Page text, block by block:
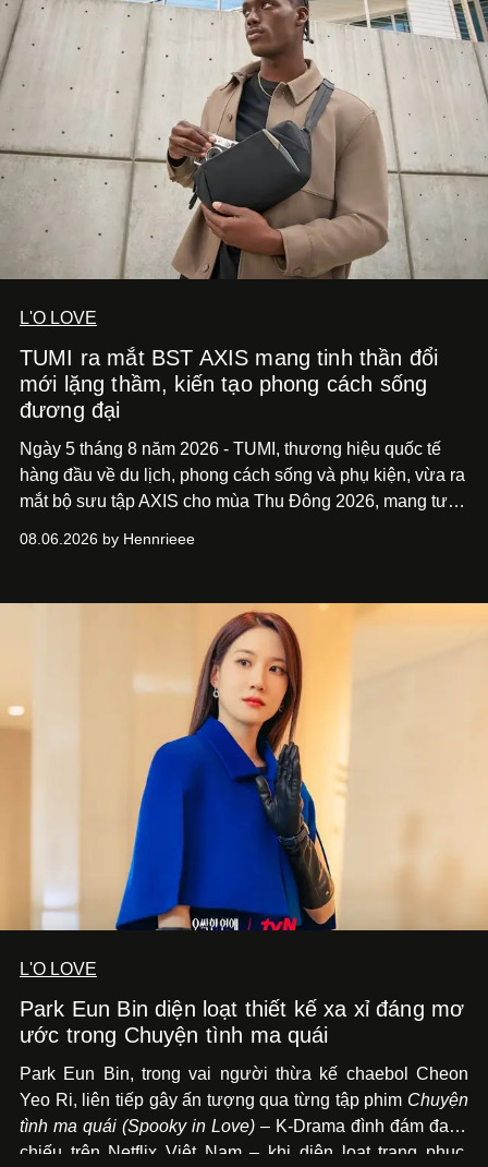
diễn đến hình ảnh.
L'O LOVE
TUMI ra mắt BST AXIS mang tinh thần đổi
mới lặng thầm, kiến tạo phong cách sống
đương đại
Ngày 5 tháng 8 năm 2026 - TUMI, thương hiệu quốc tế
hàng đầu về du lịch, phong cách sống và phụ kiện, vừa ra
mắt bộ sưu tập AXIS cho mùa Thu Đông 2026, mang tư
và phong cách sống hiện đại bằng thiết kế sắc nét, chuẩn
08.06.2026 by Hennrieee
L'O LOVE
Park Eun Bin diện loạt thiết kế xa xỉ đáng mơ
ước trong Chuyện tình ma quái
Park Eun Bin, trong vai người thừa kế chaebol Cheon
Yeo Ri, liên tiếp gây ấn tượng qua từng tập phim Chuyện
tình ma quái (Spooky in Love) – K-Drama đình đám đang
chiếu trên Netflix Việt Nam – khi diện loạt trang phục,